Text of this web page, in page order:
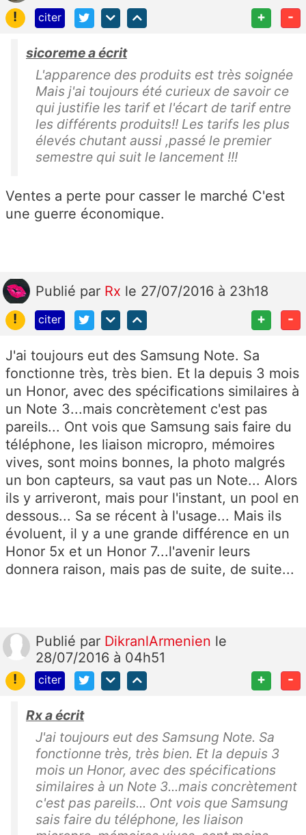
!
citer + -
sicoreme a écrit
L'apparence des produits est très soignée
Mais j'ai toujours été curieux de savoir ce
qui justifie les tarif et l'écart de tarif entre
les différents produits!! Les tarifs les plus
élevés chutant aussi ,passé le premier
semestre qui suit le lancement !!!
Ventes a perte pour casser le marché C'est
une guerre économique.
Publié par Rx le 27/07/2016 à 23h18
!
citer + -
J'ai toujours eut des Samsung Note. Sa
fonctionne très, très bien. Et la depuis 3 mois
un Honor, avec des spécifications similaires à
un Note 3...mais concrètement c'est pas
pareils... Ont vois que Samsung sais faire du
téléphone, les liaison micropro, mémoires
vives, sont moins bonnes, la photo malgrés
un bon capteurs, sa vaut pas un Note... Alors
ils y arriveront, mais pour l'instant, un pool en
dessous... Sa se récent à l'usage... Mais ils
évoluent, il y a une grande différence en un
Honor 5x et un Honor 7...l'avenir leurs
donnera raison, mais pas de suite, de suite...
Publié par DikranlArmenien le
28/07/2016 à 04h51
!
citer + -
Rx a écrit
J'ai toujours eut des Samsung Note. Sa
fonctionne très, très bien. Et la depuis 3
mois un Honor, avec des spécifications
similaires à un Note 3...mais concrètement
c'est pas pareils... Ont vois que Samsung
sais faire du téléphone, les liaison